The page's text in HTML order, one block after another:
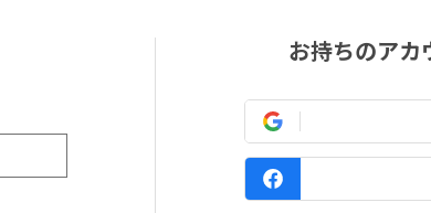
お持ちのアカ